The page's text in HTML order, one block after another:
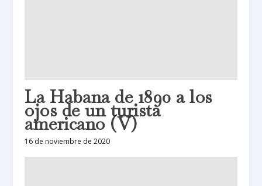
La Habana de 1890 a los
ojos de un turista
americano (V)
16 de noviembre de 2020